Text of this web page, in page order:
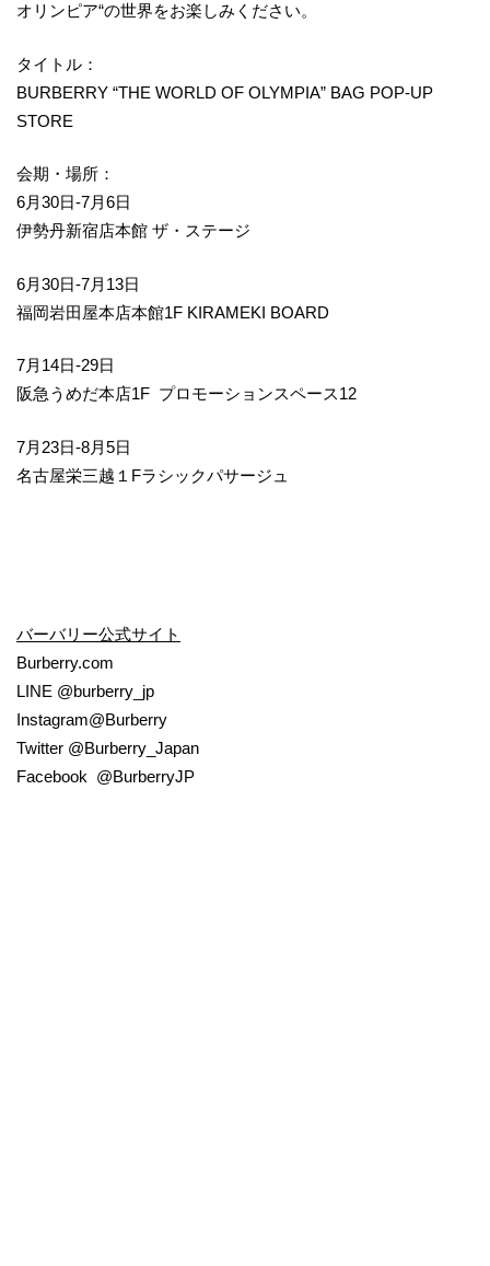
オリンピア“の世界をお楽しみください。
タイトル：
BURBERRY “THE WORLD OF OLYMPIA” BAG POP-UP
STORE
会期・場所：
6月30日-7月6日
伊勢丹新宿店本館 ザ・ステージ
6月30日-7月13日
福岡岩田屋本店本館1F KIRAMEKI BOARD
7月14日-29日
阪急うめだ本店1F プロモーションスペース12
7月23日-8月5日
名古屋栄三越１Fラシックパサージュ
バーバリー公式サイト
Burberry.com
LINE @burberry_jp
Instagram@Burberry
Twitter @Burberry_Japan
Facebook @BurberryJP